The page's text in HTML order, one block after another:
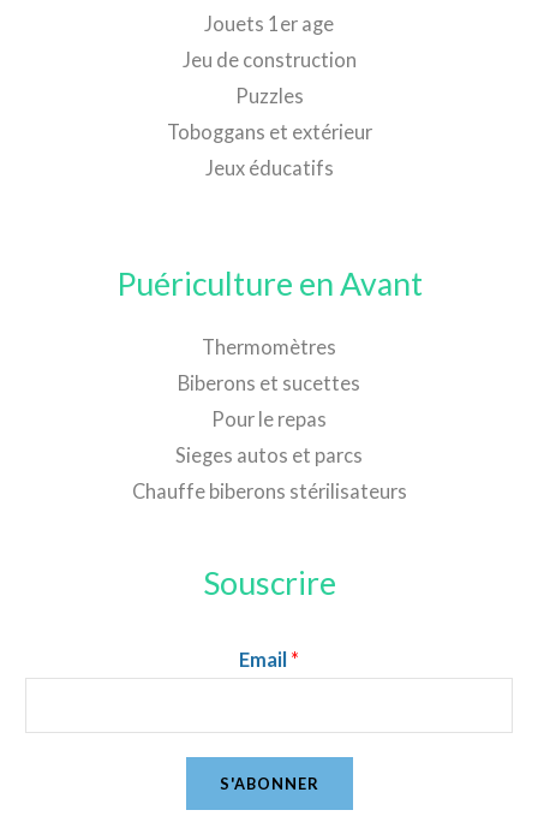
Jouets 1er age
Jeu de construction
Puzzles
Toboggans et extérieur
Jeux éducatifs
Puériculture en Avant
Thermomètres
Biberons et sucettes
Pour le repas
Sieges autos et parcs
Chauffe biberons stérilisateurs
Souscrire
Email *
S'ABONNER